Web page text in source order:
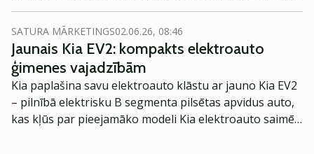
lai pastāstītu par savu investīciju piegājienu, pieredzi
un gūtajām mācībām.
SATURA MĀRKETINGS02.06.26, 08:46
Jaunais Kia EV2: kompakts elektroauto
ģimenes vajadzībām
Kia paplašina savu elektroauto klāstu ar jauno Kia EV2
– pilnībā elektrisku B segmenta pilsētas apvidus auto,
kas kļūs par pieejamāko modeli Kia elektroauto saimē